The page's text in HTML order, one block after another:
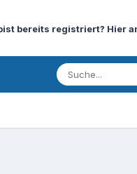
bereits registriert? Hier